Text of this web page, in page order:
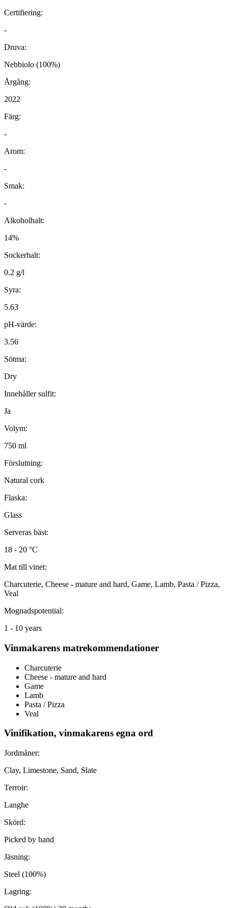
Certifiering:
-
Druva:
Nebbiolo (100%)
Årgång:
2022
Färg:
-
Arom:
-
Smak:
-
Alkoholhalt:
14%
Sockerhalt:
0.2 g/l
Syra:
5.63
pH-värde:
3.56
Sötma:
Dry
Innehåller sulfit:
Ja
Volym:
750 ml
Förslutning:
Natural cork
Flaska:
Glass
Serveras bäst:
18 - 20 °C
Mat till vinet:
Charcuterie, Cheese - mature and hard, Game, Lamb, Pasta / Pizza,
Veal
Mognadspotential:
1 - 10 years
Vinmakarens matrekommendationer
Charcuterie
Cheese - mature and hard
Game
Lamb
Pasta / Pizza
Veal
Vinifikation, vinmakarens egna ord
Jordmåner:
Clay, Limestone, Sand, Slate
Terroir:
Langhe
Skörd:
Picked by hand
Jäsning:
Steel (100%)
Lagring: